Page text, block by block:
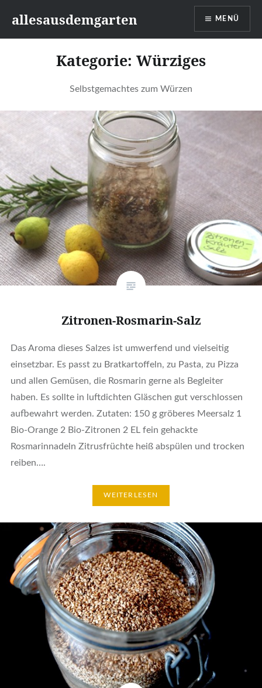
Inhaltallesausdemgarten MENÜ
Kategorie: Würziges
Selbstgemachtes zum Würzen
Zitronen-Rosmarin-Salz
Das Aroma dieses Salzes ist umwerfend und vielseitig
einsetzbar. Es passt zu Bratkartoffeln, zu Pasta, zu Pizza
und allen Gemüsen, die Rosmarin gerne als Begleiter
haben. Es sollte in luftdichten Gläschen gut verschlossen
aufbewahrt werden. Zutaten: 150 g gröberes Meersalz 1
Bio-Orange 2 Bio-Zitronen 2 EL fein gehackte
Rosmarinnadeln Zitrusfrüchte heiß abspülen und trocken
reiben….
WEITERLESEN